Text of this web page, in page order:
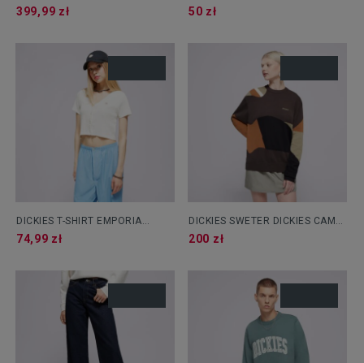
DENIM PANT
399,99 zł
W
50 zł
DICKIES T-SHIRT EMPORIA
CARDIGAN SS W
74,99 zł
DICKIES SWETER DICKIES CAMO
SWEATER
200 zł